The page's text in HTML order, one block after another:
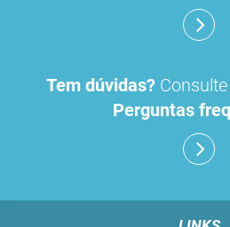
Tem dúvidas?
Perguntas